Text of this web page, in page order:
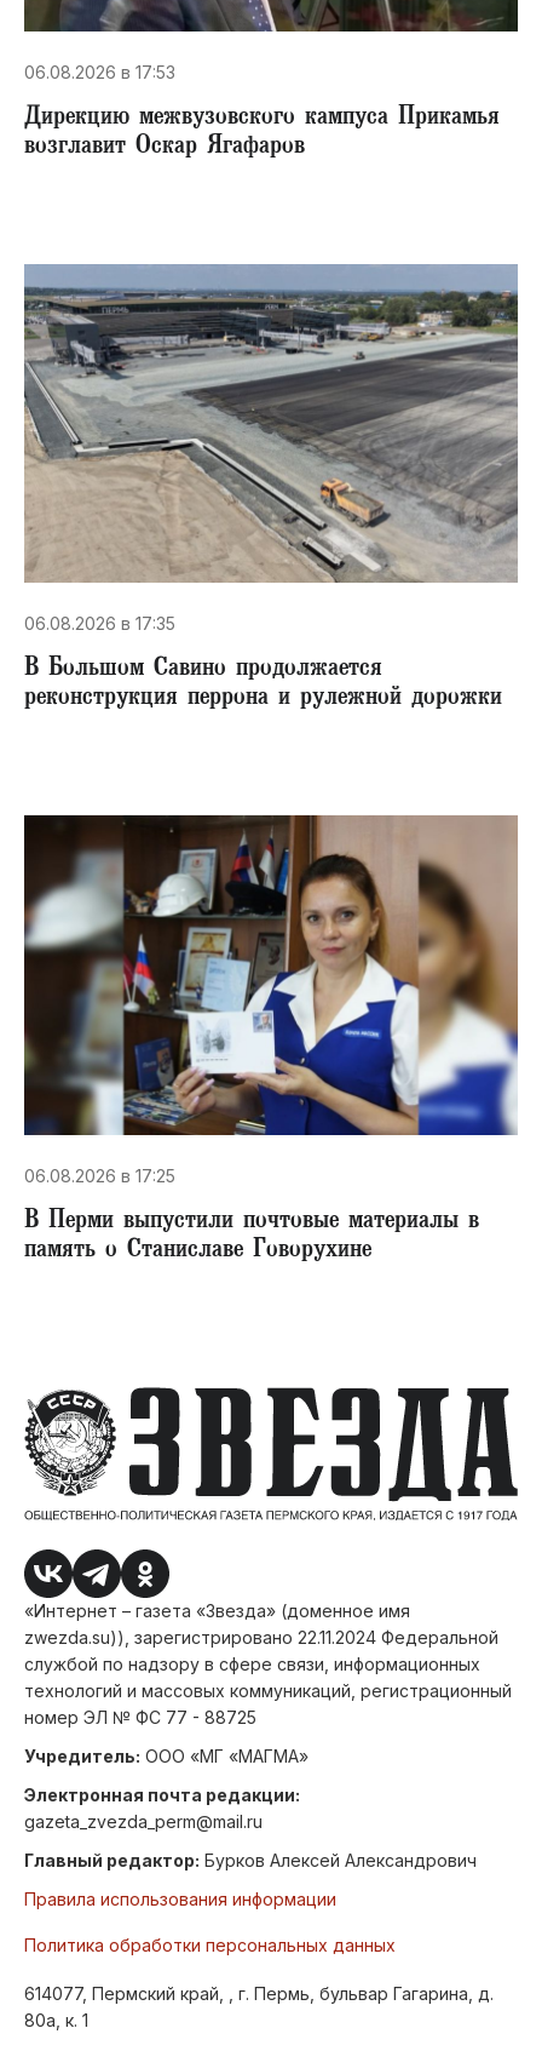
06.08.2026 в 17:53
Дирекцию межвузовского кампуса Прикамья
возглавит Оскар Ягафаров
06.08.2026 в 17:35
В Большом Савино продолжается
реконструкция перрона и рулежной дорожки
06.08.2026 в 17:25
В Перми выпустили почтовые материалы в
память о Станиславе Говорухине
«Интернет – газета «Звезда» (доменное имя
zwezda.su)), зарегистрировано 22.11.2024 Федеральной
службой по надзору в сфере связи, информационных
технологий и массовых коммуникаций, регистрационный
номер ЭЛ № ФС 77 - 88725
Учредитель: ООО «МГ «МАГМА»
Электронная почта редакции:
gazeta_zvezda_perm@mail.ru
Главный редактор: Бурков Алексей Александрович
Правила использования информации
Политика обработки персональных данных
614077, Пермский край, , г. Пермь, бульвар Гагарина, д.
80а, к. 1